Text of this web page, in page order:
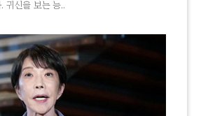
귀신을 보는 능..